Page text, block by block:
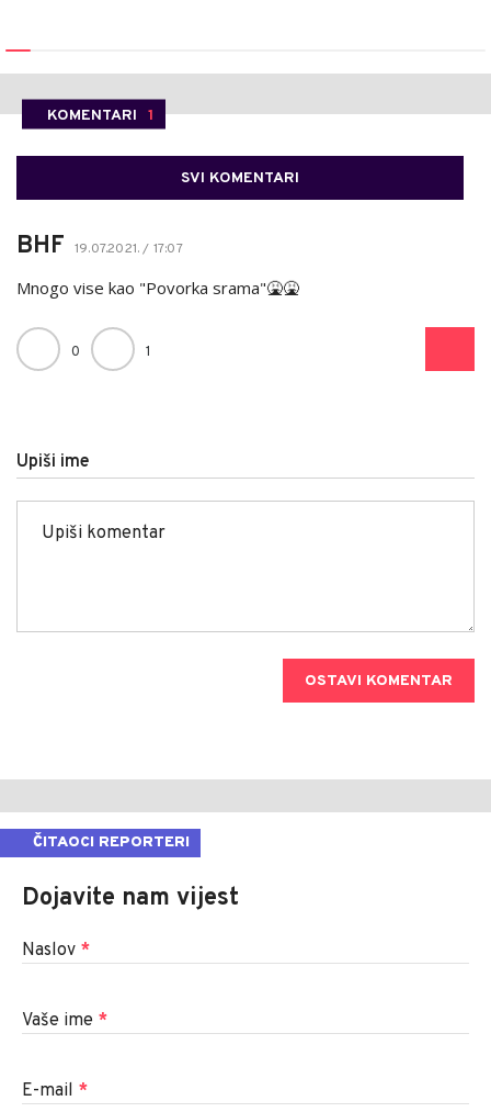
KOMENTARI 1
SVI KOMENTARI
BHF 19.07.2021. / 17:07
Mnogo vise kao "Povorka srama"🤮🤮
0 1
Upiši ime
OSTAVI KOMENTAR
ČITAOCI REPORTERI
Dojavite nam vijest
Naslov *
Vaše ime *
E-mail *